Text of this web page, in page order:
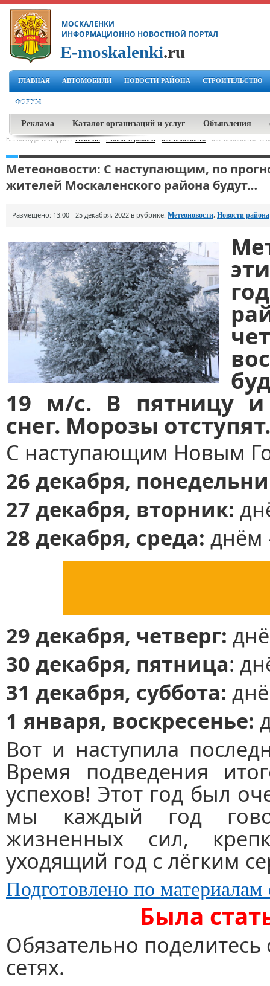
МОСКАЛЕНКИ
ИНФОРМАЦИОННО НОВОСТНОЙ ПОРТАЛ
E-moskalenki.ru
ГЛАВНАЯ АВТОМОБИЛИ НОВОСТИ РАЙОНА СТРОИТЕЛЬСТВО
ФОРУМ
Реклама Каталог организаций и услуг Объявления
Вы находитесь здесь:Главная-Новости района Метеоновости Метеоновости: С
Метеоновости: С наступающим, по
жителей Москаленского района будут…
Размещено: 13:00 - 25 декабря, 2022 в рубрике: Метеоновости, Новости района
19 м/с. В пятницу и
снег. Морозы отступят.
С наступающим Новым
26 декабря,
27 декабря, вторник:
28 декабря, среда: днём
29 декабря, четверг:
30 декабря, пятница:
31 декабря, суббота:
1 января, воскресенье:
Вот и наступила
Время подведения
успехов! Этот год был
мы каждый год
жизненных сил,
уходящий год с лёгким
Подготовлено по
Была
Обязательно
сетях.